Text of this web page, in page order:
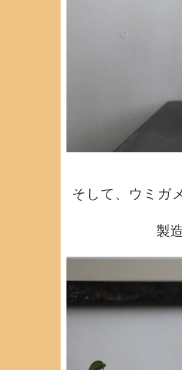
そして、ウミガ
製